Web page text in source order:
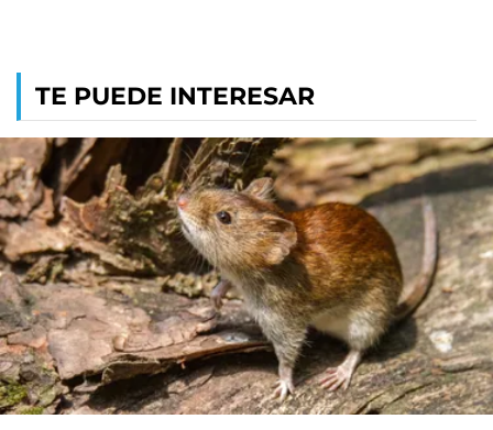
TE PUEDE INTERESAR